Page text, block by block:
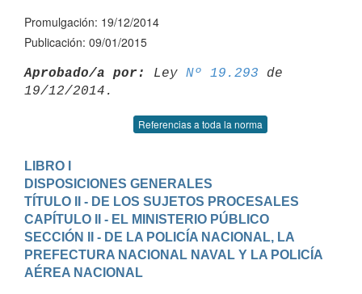
Promulgación: 19/12/2014
Publicación: 09/01/2015
Aprobado/a por: Ley Nº 19.293 de
Referencias a toda la norma
LIBRO I
DISPOSICIONES GENERALES
TÍTULO II - DE LOS SUJETOS PROCESALES
CAPÍTULO II - EL MINISTERIO PÚBLICO
SECCIÓN II - DE LA POLICÍA NACIONAL, LA
PREFECTURA NACIONAL NAVAL Y LA POLICÍA